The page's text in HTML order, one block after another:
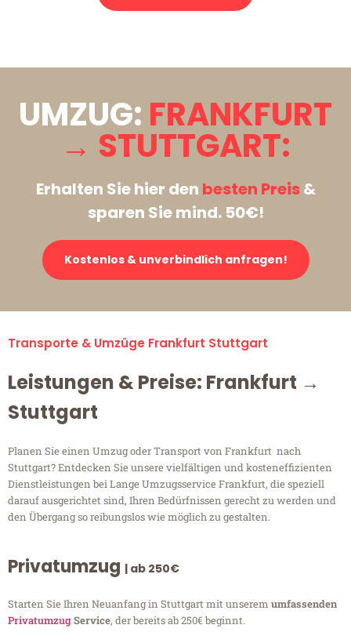
UMZUG: FRANKFURT
→ STUTTGART:
Erhalten Sie hier den besten Preis&
sparen Sie mind. 50€!
Kostenlos & unverbindlich anfragen!
Transporte & Umzüge Frankfurt Stuttgart
Leistungen & Preise: Frankfurt →
Stuttgart
Planen Sie einen Umzug oder Transport von Frankfurt nach
Stuttgart? Entdecken Sie unsere vielfältigen und kosteneffizienten
Dienstleistungen bei Lange Umzugsservice Frankfurt, die speziell
darauf ausgerichtet sind, Ihren Bedürfnissen gerecht zu werden und
den Übergang so reibungslos wie möglich zu gestalten.
Privatumzug | ab 250€
Starten Sie Ihren Neuanfang in Stuttgart mit unserem umfassenden
PrivatumzugService, der bereits ab 250€ beginnt.